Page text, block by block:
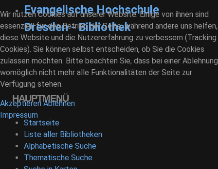
Evangelische Hochschule
Dresden - Bibliothek
HAUPTMENÜ
Startseite
Liste aller Bibliotheken
Alphabetische Suche
Thematische Suche
Wir nutzen Cookies auf unserer Website. Einige von ihnen sind
essenziell für den Betrieb der Seite, während andere uns helfen,
diese Website und die Nutzererfahrung zu verbessern (Tracking
Cookies). Sie können selbst entscheiden, ob Sie die Cookies
zulassen möchten. Bitte beachten Sie, dass bei einer Ablehnung
womöglich nicht mehr alle Funktionalitäten der Seite zur
Verfügung stehen.
Akzeptieren Ablehnen
Impressum